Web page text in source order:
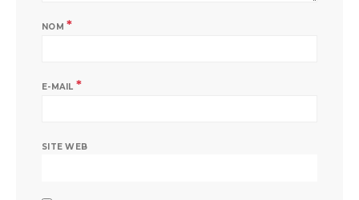
NOM *
E-MAIL *
SITE WEB